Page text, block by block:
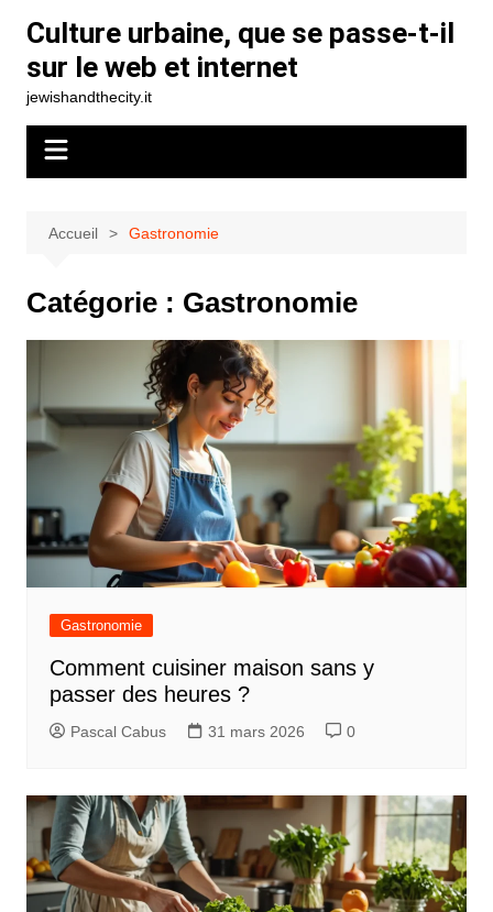
contenu
Culture urbaine, que se passe-t-il
sur le web et internet
jewishandthecity.it
Accueil Gastronomie
Catégorie : Gastronomie
Gastronomie
Comment cuisiner maison sans y
passer des heures ?
Pascal Cabus 31 mars 2026 0